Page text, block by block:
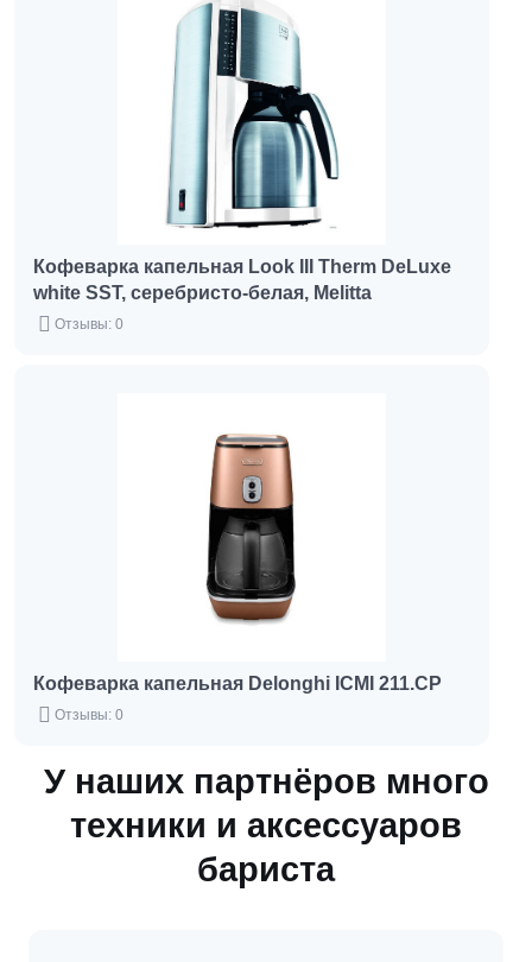
Кофеварка капельная Look III Therm DeLuxe
white SST, серебристо-белая, Melitta
Отзывы: 0
Кофеварка капельная Delonghi ICMI 211.CP
Отзывы: 0
У наших партнёров много
техники и аксессуаров
бариста